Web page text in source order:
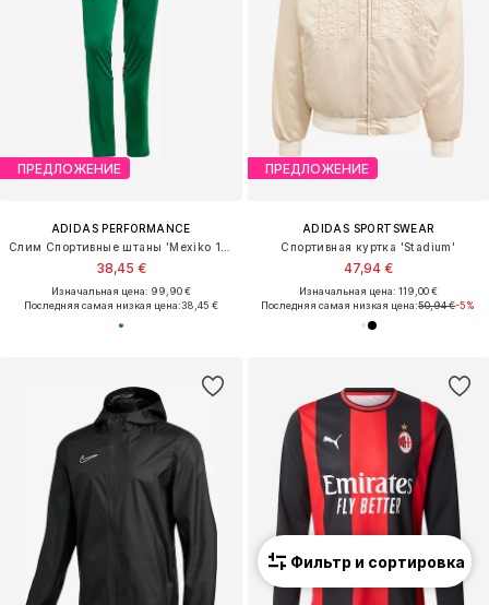
ПРЕДЛОЖЕНИЕ
ADIDAS PERFORMANCE
38,45 €
Изначальная цена: 99,90 €
Последняя самая низкая цена:38,45 €
ПРЕДЛОЖЕНИЕ
ADIDAS SPORTSWEAR
Спортивная куртка 'Stadium'
47,94 €
Изначальная цена: 119,00 €
Последняя самая низкая цена:50,94 €-5%
Фильтр и сортировка